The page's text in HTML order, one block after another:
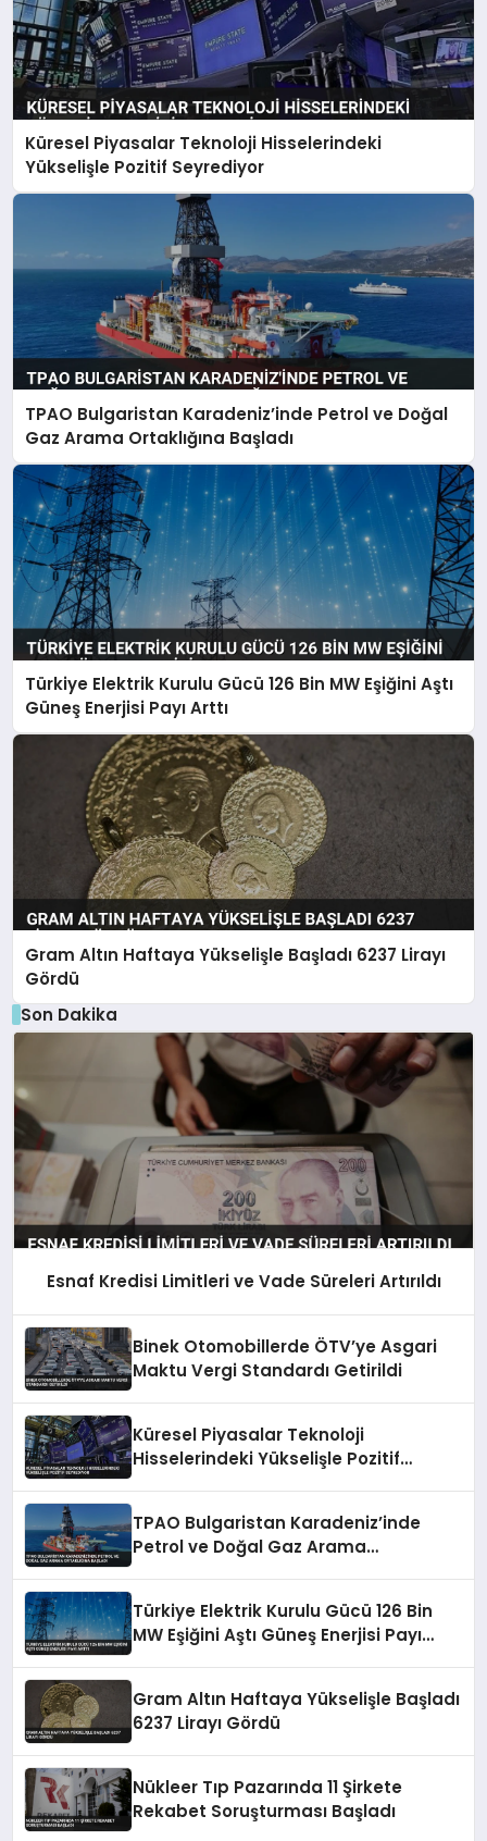
Küresel Piyasalar Teknoloji Hisselerindeki
Yükselişle Pozitif Seyrediyor
TPAO Bulgaristan Karadeniz’inde Petrol ve Doğal
Gaz Arama Ortaklığına Başladı
Türkiye Elektrik Kurulu Gücü 126 Bin MW Eşiğini Aştı
Güneş Enerjisi Payı Arttı
Gram Altın Haftaya Yükselişle Başladı 6237 Lirayı
Gördü
Son Dakika
Esnaf Kredisi Limitleri ve Vade Süreleri Artırıldı
Binek Otomobillerde ÖTV’ye Asgari
Maktu Vergi Standardı Getirildi
Küresel Piyasalar Teknoloji
Hisselerindeki Yükselişle Pozitif
TPAO Bulgaristan Karadeniz’inde
Petrol ve Doğal Gaz Arama
Türkiye Elektrik Kurulu Gücü 126 Bin
MW Eşiğini Aştı Güneş Enerjisi Payı
Gram Altın Haftaya Yükselişle Başladı
6237 Lirayı Gördü
Nükleer Tıp Pazarında 11 Şirkete
Rekabet Soruşturması Başladı